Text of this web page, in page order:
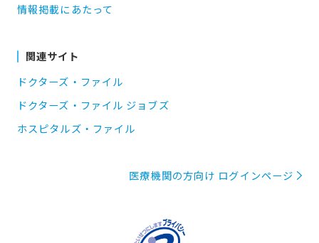
情報掲載にあたって
関連サイト
ドクターズ・ファイル
ドクターズ・ファイル ジョブズ
ホスピタルズ・ファイル
医療機関の方向け ログインページ